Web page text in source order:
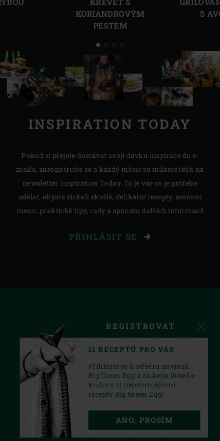
KORIANDROVÝM
PESTEM
S
INSPIRATION TODAY
Pokud si přejete dostávat svoji dávku inspirace do e-
mailu, zaregistrujte se a každý měsíc se můžete těšit na
newsletter Inspiration Today. To je vše co je potřeba
udělat, abyste získali skvělé, delikátní recepty, sezónní
menu, praktické tipy, rady a spoustu dalších informací!
PŘIHLÁSIT SE
YOUTUBE
PRIVACY STATEMENT
REGISTROVAT
11 RECEPTŮ PRO VÁS
Přihlaste se k odběru novinek
Big Green Egg a získejte ihned e-
knihu s 11 nejchutnějšími
recepty Big Green Egg!
ANO, PROSÍM